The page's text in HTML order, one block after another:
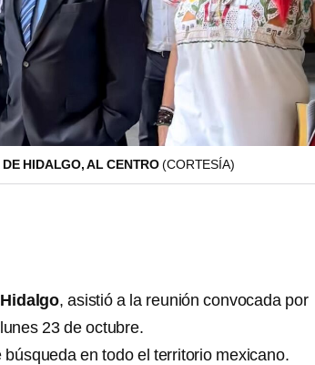
HIDALGO, AL CENTRO(CORTESÍA)
Hidalgo, asistió a la reunión convocada por
23 de octubre.
en todo el territorio mexicano.